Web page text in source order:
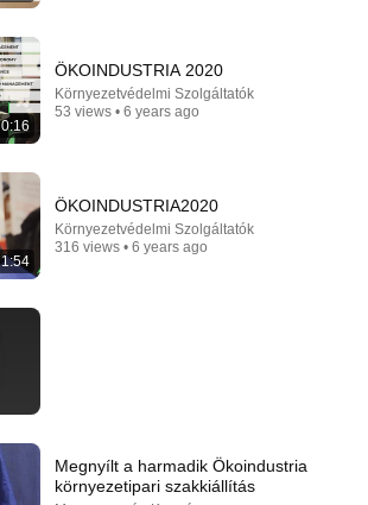
These 9 Medications May Cause
After 60 - Dr. William Li
Lab • 304K views
a Trap)
0:16
ÖKOINDUSTRIA 2020
Környezetvédelmi Szolgáltatók
53 views • 6 years ago
1:54
ÖKOINDUSTRIA2020
Környezetvédelmi Szolgáltatók
316 views • 6 years ago
Megnyílt a harmadik Ökoindustria
környezetipari szakkiállítás